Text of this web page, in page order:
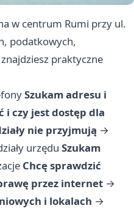
w centrum Rumi przy ul.
podatkowych,
praktyczne
Szukam adresu i
i czy jest dostęp dla
nie przyjmują →
urzędu Szukam
Chcę sprawdzić
przez internet →
i lokalach →